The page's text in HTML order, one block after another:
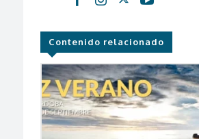
Contenido relacionado